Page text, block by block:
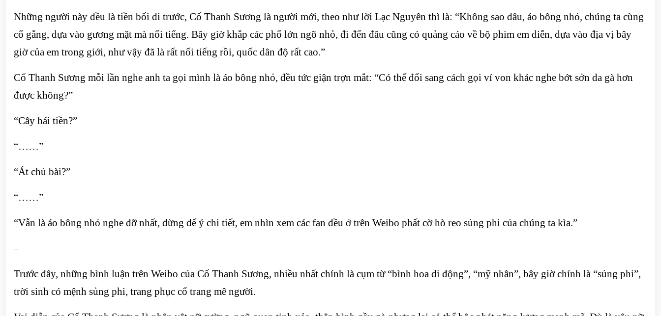
Những người này đều là tiền bối đi trước, Cố Thanh Sương là người mới, theo như lời Lạc Nguyên thì là: “Không sao đâu, áo bông nhỏ, chúng ta cùng
cố gắng, dựa vào gương mặt mà nổi tiếng. Bây giờ khắp các phố lớn ngõ nhỏ, đi đến đâu cũng có quảng cáo về bộ phim em diễn, dựa vào địa vị bây
giờ của em trong giới, như vậy đã là rất nổi tiếng rồi, quốc dân độ rất cao.”
Cố Thanh Sương mỗi lần nghe anh ta gọi mình là áo bông nhỏ, đều tức giận trợn mắt: “Có thể đổi sang cách gọi ví von khác nghe bớt sởn da gà hơn
được không?”
“Cây hái tiền?”
“……”
“Át chủ bài?”
“……”
“Vẫn là áo bông nhỏ nghe đỡ nhất, đừng để ý chi tiết, em nhìn xem các fan đều ở trên Weibo phất cờ hò reo sủng phi của chúng ta kìa.”
–
Trước đây, những bình luận trên Weibo của Cố Thanh Sương, nhiều nhất chính là cụm từ “bình hoa di động”, “mỹ nhân”, bây giờ chính là “sủng phi”,
trời sinh có mệnh sủng phi, trang phục cổ trang mê người.